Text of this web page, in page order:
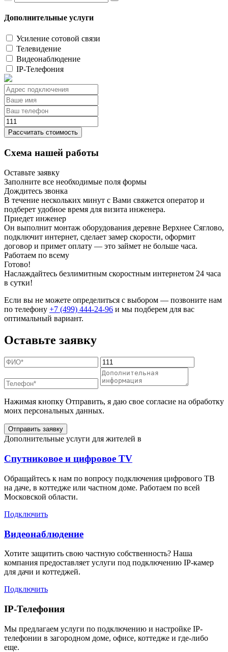
Дополнительные услуги
Усиление сотовой связи
Телевидение
Видеонаблюдение
IP-Телефония
Рассчитать стоимость
Схема нашей работы
Оставьте заявку
Заполните все необходимые поля формы
Дождитесь звонка
В течение нескольких минут с Вами свяжется оператор и
подберет удобное время для визита инженера.
Приедет инженер
Он выполнит монтаж оборудования деревне Верхнее Сяглово,
подключит интернет, сделает замер скорости, оформит
договор и примет оплату — это займет не больше часа.
Работаем по всему
Готово!
Наслаждайтесь безлимитным скоростным интернетом 24 часа
в сутки!
Если вы не можете определиться с выбором — позвоните нам
по телефону +7 (499) 444-24-96 и мы подберем для вас
оптимальный вариант.
Оставьте заявку
Нажимая кнопку Отправить, я даю свое согласие на обработку
моих персональных данных.
Отправить заявку
Дополнительные услуги для жителей в
Спутниковое и цифровое TV
Обращайтесь к нам по вопросу подключения цифрового ТВ
на даче, в коттедже или частном доме. Работаем по всей
Московской области.
Подключить
Видеонаблюдение
Хотите защитить свою частную собственность? Наша
компания предоставляет услуги под подключению IP-камер
для дачи и коттеджей.
Подключить
IP-Телефония
Мы предлагаем услуги по подключению и настройке IP-
телефонии в загородном доме, офисе, коттедже и где-либо
еще.